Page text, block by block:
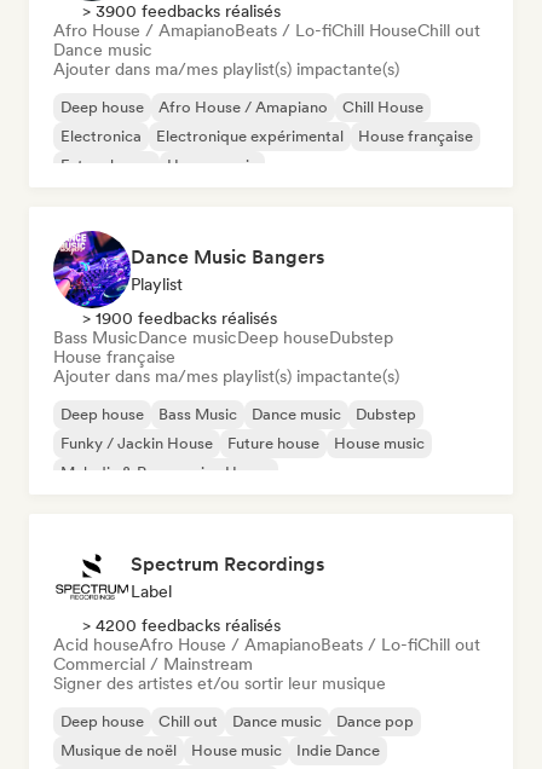
> 3900 feedbacks réalisés
Afro House / AmapianoBeats / Lo-fiChill HouseChill out
Dance music
Ajouter dans ma/mes playlist(s) impactante(s)
Deep house Afro House / Amapiano
Chill House
Electronica
Electronique expérimental
House française
Future house
House music
Dance Music Bangers
Playlist
> 1900 feedbacks réalisés
Bass MusicDance musicDeep houseDubstep
House française
Ajouter dans ma/mes playlist(s) impactante(s)
Deep house Bass Music Dance music
Dubstep
Funky / Jackin House
Future house
House music
Melodic & Progressive House
Spectrum Recordings
Label
> 4200 feedbacks réalisés
Acid houseAfro House / AmapianoBeats / Lo-fiChill out
Commercial / Mainstream
Signer des artistes et/ou sortir leur musique
Deep house Chill out Dance music
Dance pop
Musique de noël
House music
Indie Dance